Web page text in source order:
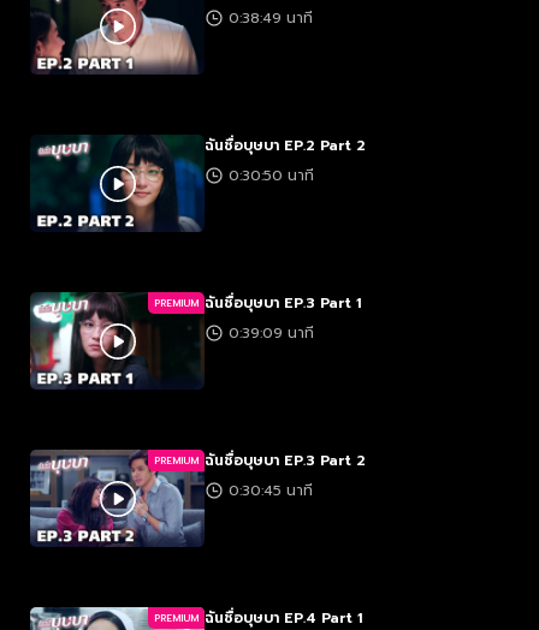
0:38:49 นาที
ฉันชื่อบุษบา EP.2 Part 2
0:30:50 นาที
PREMIUM ฉันชื่อบุษบา EP.3 Part 1
0:39:09 นาที
PREMIUM ฉันชื่อบุษบา EP.3 Part 2
0:30:45 นาที
PREMIUM ฉันชื่อบุษบา EP.4 Part 1